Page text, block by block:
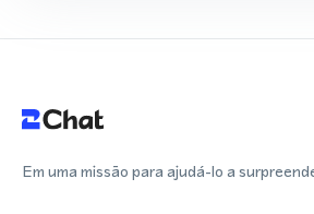
Em uma missão para ajudá-lo a